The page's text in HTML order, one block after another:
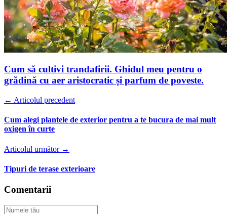
Cum să cultivi trandafirii. Ghidul meu pentru o
grădină cu aer aristocratic și parfum de poveste.
← Articolul precedent
Cum alegi plantele de exterior pentru a te bucura de mai mult
oxigen în curte
Articolul următor →
Tipuri de terase exterioare
Comentarii